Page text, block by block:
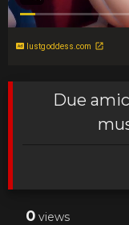
lustgoddess.com
Due
0 views